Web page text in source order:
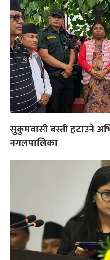
सुकुमवासी बस्ती हटाउने
नगलपालिका